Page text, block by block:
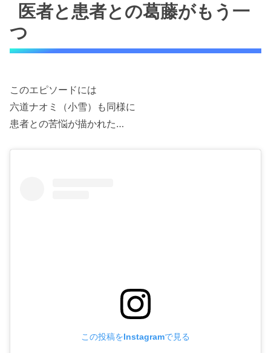
医者と患者との葛藤がもう一
つ
このエピソードには
六道ナオミ（小雪）も同様に
患者との苦悩が描かれた…
この投稿をInstagramで見る